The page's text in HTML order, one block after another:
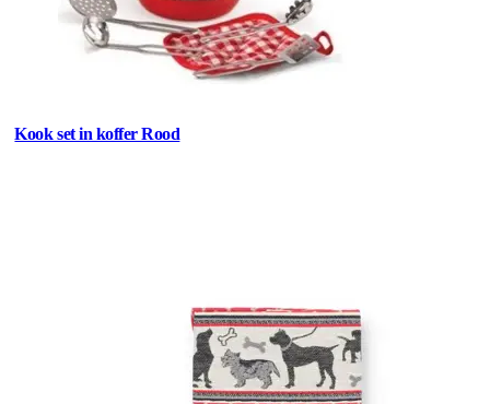
Kook set in koffer Rood